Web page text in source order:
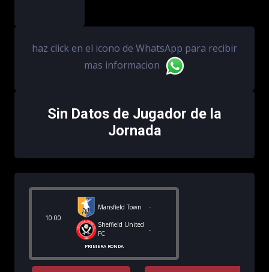
haz click en el icono de WhatsApp para recibir
mas informacion
Sin Datos de Jugador de la
Jornada
10:00
Mansfield Town -
Sheffield United
FC
-
PRIMERA RONDA